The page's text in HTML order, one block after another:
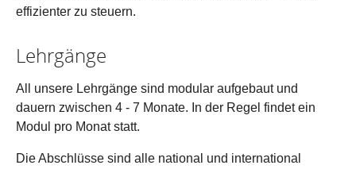
effizienter zu steuern.
Lehrgänge
All unsere Lehrgänge sind modular aufgebaut und
dauern zwischen 4 - 7 Monate. In der Regel findet ein
Modul pro Monat statt.
Die Abschlüsse sind alle national und international